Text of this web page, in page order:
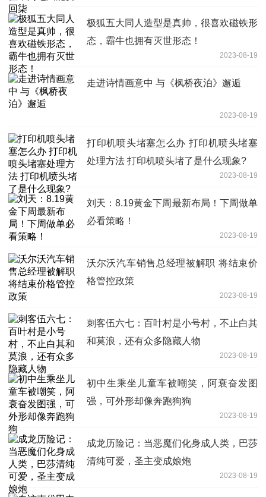
极狐五大同人造型是真帅，很喜欢磁铁形
态，霸牛也拥有灭世形态！
2023-08-19
走进诗情画意中 与《枫桥夜泊》邂逅
2023-08-19
打印机喷头堵塞怎么办 打印机喷头堵塞
处理方法 打印机喷头堵了是什么现象?
2023-08-19
刘天：8.19黄金下周最新布局！下周做单
必看策略！
2023-08-19
沃尔沃汽车销售总经理被解职 将结束价
格管控政策
2023-08-19
刺客伍六七：百叶村是小号村，不止白其
和莫浪，还有众多隐藏人物
2023-08-19
初中生乘坐儿童车被嘲笑，阿衰奋发图
强，可外形却像奔跑狗狗
2023-08-19
成龙历险记：当恶魔们化身成人类，巴莎
清纯可爱，圣主变成娘炮
2023-08-19